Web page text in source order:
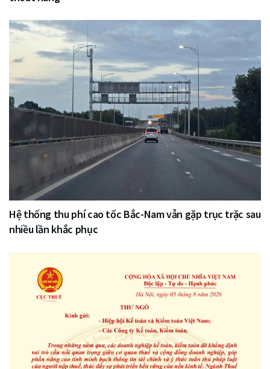
Hệ thống thu phí cao tốc Bắc-Nam vẫn gặp trục trặc sau
nhiều lần khắc phục